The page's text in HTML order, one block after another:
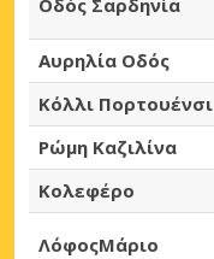
Οδός Σαρδηνία
Αυρηλία Οδός
Κόλλι Πορτουένσι
Ρώμη Καζιλίνα
Κολεφέρο
ΛόφοςΜάριο